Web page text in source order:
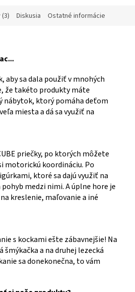
Diskusia Ostatné informácie
aby sa dala použiť v mnohých
že takéto produkty máte
nábytok, ktorý pomáha deťom
miesta a dá sa využiť na
priečky, po ktorých môžete
motorickú koordináciu. Po
ktoré sa dajú využiť na
medzi nimi. A úplne hore je
kreslenie, maľovanie a iné
s kockami ešte zábavnejšie! Na
šmýkačka a na druhej lezecká
sa donekonečna, to vám